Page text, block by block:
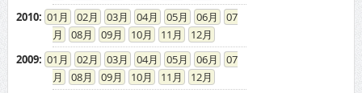
2010: 01 02 03 04 05 06
07
08
09 10 11
12
2009: 01 02 03 04 05 06
07
08
09 10 11
12